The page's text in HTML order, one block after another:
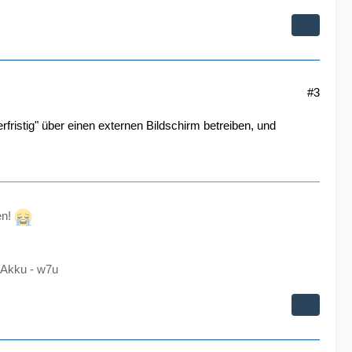
#3
über einen externen Bildschirm betreiben, und
- w7u